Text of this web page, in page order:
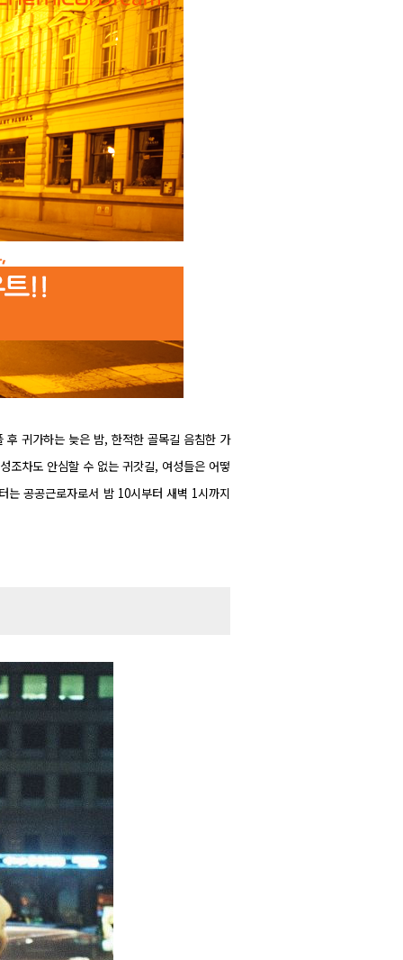
귀가하는 늦은 밤, 한적한 골목길 음침한 가
조차도 안심할 수 없는 귀갓길, 여성들은 어떻
는 공공근로자로서 밤 10시부터 새벽 1시까지